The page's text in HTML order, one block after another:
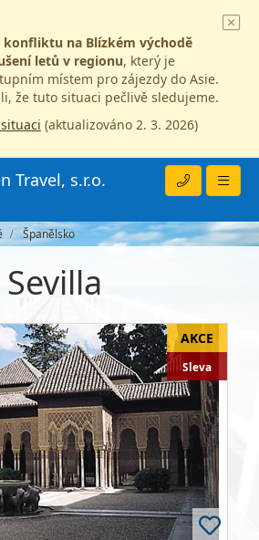
konfliktu na Blízkém východě
letů v regionu, který je
místem pro zájezdy do Asie.
že tuto situaci pečlivě sledujeme.
(aktualizováno 2. 3. 2026)
Travel, s.r.o.
Španělsko
Sevilla
Sleva